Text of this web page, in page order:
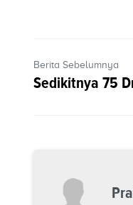
Berita Sebelumnya
Sedikitnya 75